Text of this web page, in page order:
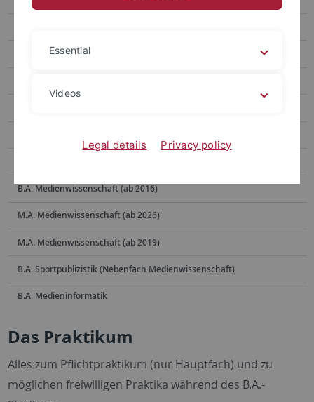
Praktikum
B.A. Medienwissenschaft (ab 2016)
M.A. Medienwissenschaft (ab 2026)
M.A. Medienwissenschaft (ab 2019)
B.A. Sportpublizistik (Nebenfach Medienwissenschaft)
B.A. Medieninformatik
Das Praktikum
Alles zum Pflichtpraktikum (nur Hauptfach) und zu
möglichen freiwilligen Praktika während des B.A.-
Essential
Videos
Legal details Privacy policy